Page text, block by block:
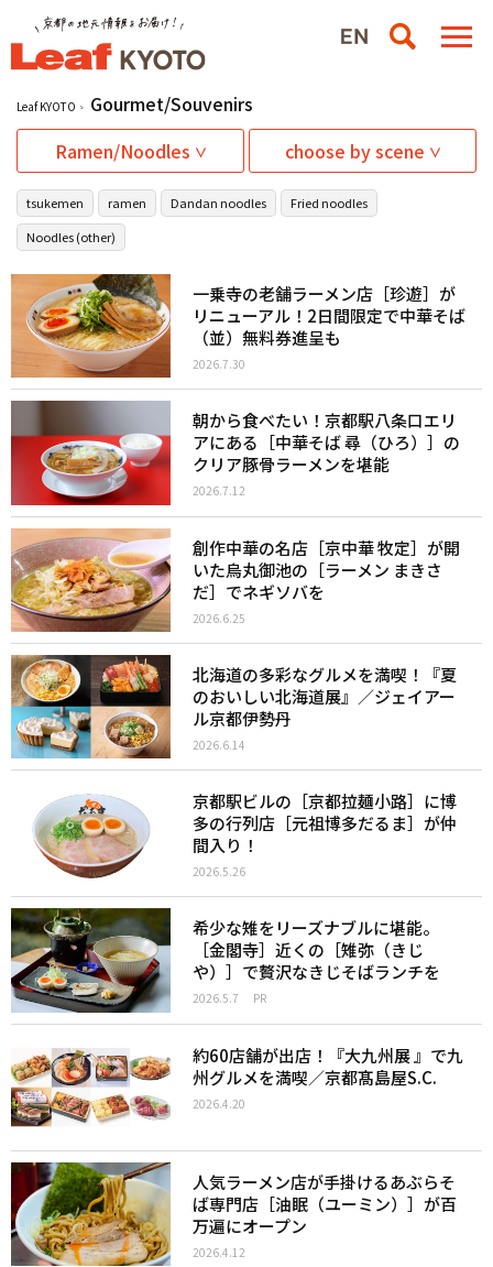
Leaf KYOTO
Gourmet/Souvenirs
Ramen/Noodles
choose by scene
tsukemen ramen Dandan noodles
Fried noodles
Noodles (other)
一乗寺の老舗ラーメン店［珍遊］が
リニューアル！2日間限定で中華そば
（並）無料券進呈も
2026.7.30
朝から食べたい！京都駅八条口エリ
アにある［中華そば 尋（ひろ）］の
クリア豚骨ラーメンを堪能
2026.7.12
創作中華の名店［京中華 牧定］が開
いた烏丸御池の［ラーメン まきさ
だ］でネギソバを
2026.6.25
北海道の多彩なグルメを満喫！『夏
のおいしい北海道展』／ジェイアー
ル京都伊勢丹
2026.6.14
京都駅ビルの［京都拉麺小路］に博
多の行列店［元祖博多だるま］が仲
間入り！
2026.5.26
希少な雉をリーズナブルに堪能。
［金閣寺］近くの［雉弥（きじ
や）］で贅沢なきじそばランチを
2026.5.7 PR
約60店舗が出店！『大九州展 』で九
州グルメを満喫／京都髙島屋S.C.
2026.4.20
人気ラーメン店が手掛けるあぶらそ
ば専門店［油眠（ユーミン）］が百
万遍にオープン
2026.4.12